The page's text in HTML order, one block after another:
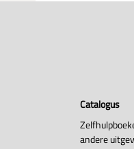
Catalogus
andere